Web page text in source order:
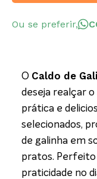
Ou se preferir,
O Caldo de
deseja realçar
prática e
selecionados,
de galinha em
pratos. Perfeito
praticidade no